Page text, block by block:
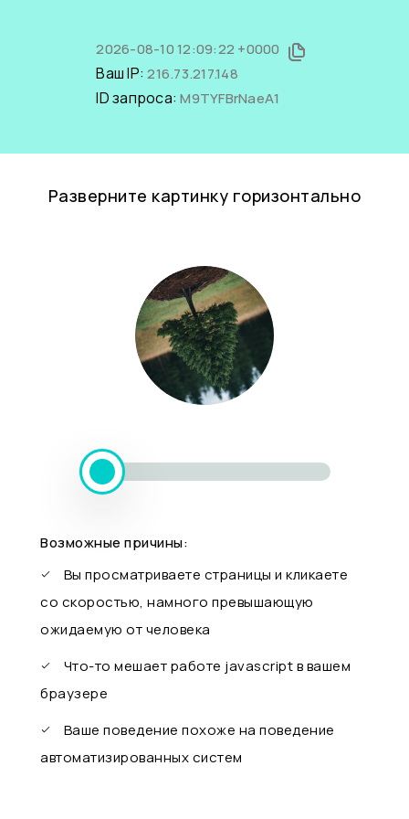
2026-08-10 12:09:22 +0000
Ваш IP:216.73.217.148
ID запроса:M9TYFBrNaeA1
Разверните картинку горизонтально
Возможные причины:
Вы просматриваете страницы и кликаете
со скоростью, намного превышающую
ожидаемую от человека
Что-то мешает работе javascript в вашем
браузере
Ваше поведение похоже на поведение
автоматизированных систем